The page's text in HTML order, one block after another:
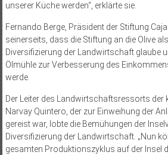
unserer Küche werden“, erklärte sie.
Fernando Berge, Präsident der Stiftung
seinerseits, dass die Stiftung an die Olive
Diversifizierung der Landwirtschaft glaube
Ölmühle zur Verbesserung des
werde.
Der Leiter des Landwirtschaftsressorts der
Narvay Quintero, der zur Einweihung der
gereist war, lobte die Bemühungen der
Diversifizierung der Landwirtschaft. „Nun
gesamten Produktionszyklus auf der Insel